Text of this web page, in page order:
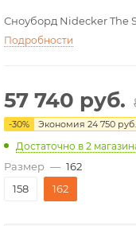
Сноуборд Nidecker The
Подробности
57 740 руб.
-30% Экономия 24 750 руб.
Достаточно в 2
Размер — 162
158
162